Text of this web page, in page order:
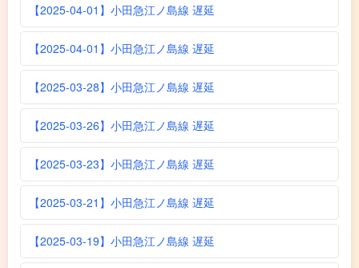
【2025-04-01】小田急江ノ島線 遅延
【2025-04-01】小田急江ノ島線 遅延
【2025-03-28】小田急江ノ島線 遅延
【2025-03-26】小田急江ノ島線 遅延
【2025-03-23】小田急江ノ島線 遅延
【2025-03-21】小田急江ノ島線 遅延
【2025-03-19】小田急江ノ島線 遅延